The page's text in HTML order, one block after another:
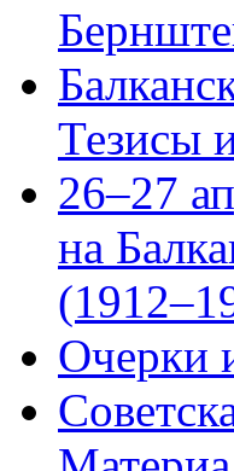
Тезисы
26–27
на
Очерки